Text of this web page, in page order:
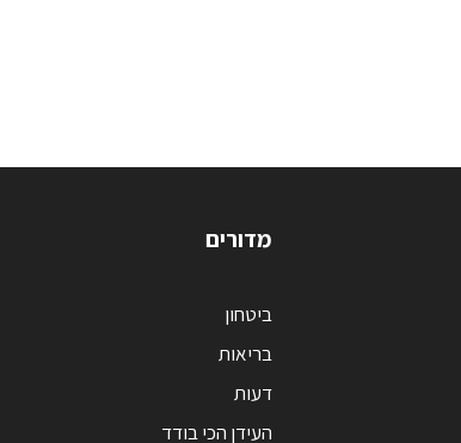
מדורים
ביטחון
בריאות
דעות
העידן הכי בודד